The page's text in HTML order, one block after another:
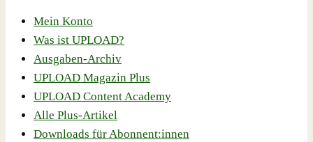
Mein Konto
Was ist UPLOAD?
Ausgaben-Archiv
UPLOAD Magazin Plus
UPLOAD Content Academy
Alle Plus-Artikel
Downloads für Abonnent:innen